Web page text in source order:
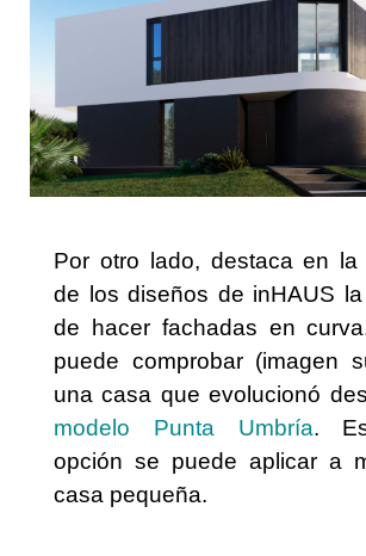
Por otro lado, destaca en la
de los diseños de inHAUS la
de hacer fachadas en
puede comprobar (imagen
una casa que evolucionó
modelo Punta Umbría.
opción se puede aplicar a
casa pequeña.